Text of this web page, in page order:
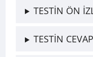
TESTİN ÖN
TESTİN